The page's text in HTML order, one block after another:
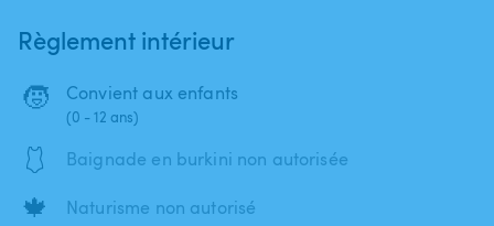
Règlement intérieur
🧒 Convient aux enfants
(0 - 12 ans)
🩱 Baignade en burkini non autorisée
🍁 Naturisme non autorisé